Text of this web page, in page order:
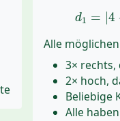
d1 = 4
1=
Alle
3× rechts,
2× hoch,
Beliebige
Alle